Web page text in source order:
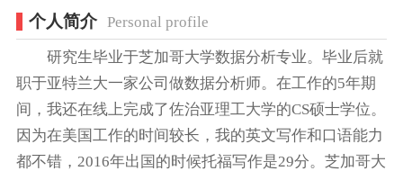
个人简介 Personal profile
研究生毕业于芝加哥大学数据分析专业。毕业后就
职于亚特兰大一家公司做数据分析师。在工作的5年期
间，我还在线上完成了佐治亚理工大学的CS硕士学位。
因为在美国工作的时间较长，我的英文写作和口语能力
都不错，2016年出国的时候托福写作是29分。芝加哥大